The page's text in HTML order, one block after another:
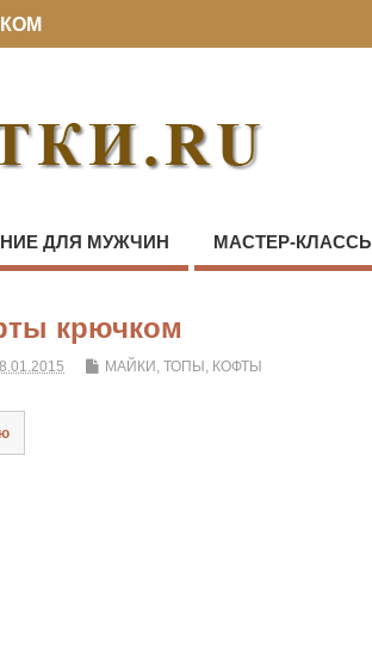
ДЛЯ МУЖЧИН МАСТЕР-КЛАССЫ
крючком
МАЙКИ, ТОПЫ, КОФТЫ